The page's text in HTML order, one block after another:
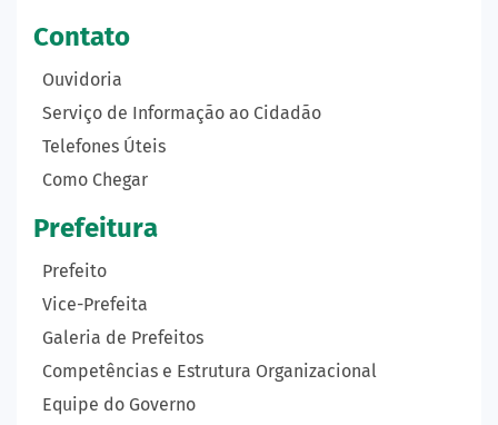
Contato
Ouvidoria
Serviço de Informação ao Cidadão
Telefones Úteis
Como Chegar
Prefeitura
Prefeito
Vice-Prefeita
Galeria de Prefeitos
Competências e Estrutura Organizacional
Equipe do Governo